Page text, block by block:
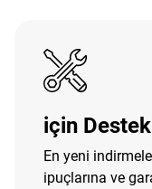
için
En yeni
ipuçlarına ve